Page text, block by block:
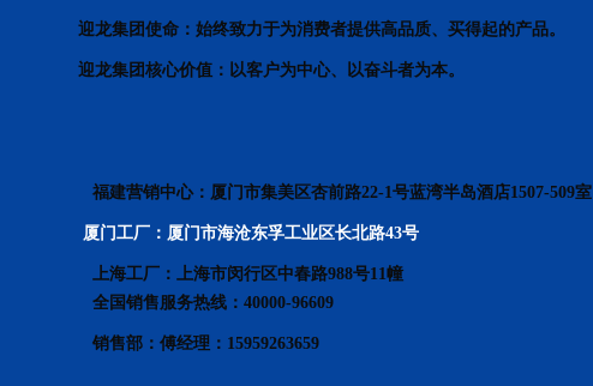
迎龙集团使命：始终致力于为消费者提供高品质、买得起的产品。
迎龙集团核心价值：以客户为中心、以奋斗者为本。
福建营销中心：厦门市集美区杏前路22-1号蓝湾半岛酒店1507-509室
厦门工厂：厦门市海沧东孚工业区长北路43号
上海工厂：上海市闵行区中春路988号11幢
全国销售服务热线：40000-96609
销售部：傅经理：15959263659